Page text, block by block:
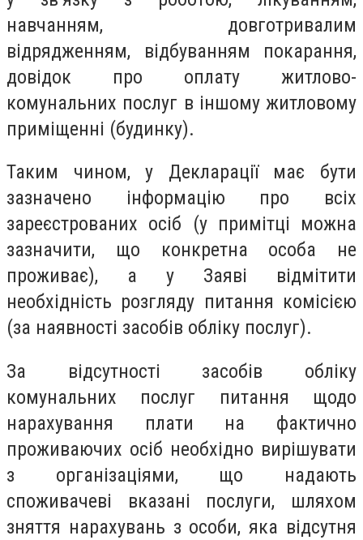
навчанням, довготривалим
відрядженням, відбуванням покарання,
довідок про оплату житлово-
комунальних послуг в іншому житловому
приміщенні (будинку).
Таким чином, у Декларації має бути
зазначено інформацію про всіх
зареєстрованих осіб (у примітці можна
зазначити, що конкретна особа не
проживає), а у Заяві відмітити
необхідність розгляду питання комісією
(за наявності засобів обліку послуг).
За відсутності засобів обліку
комунальних послуг питання щодо
нарахування плати на фактично
проживаючих осіб необхідно вирішувати
з організаціями, що надають
споживачеві вказані послуги, шляхом
зняття нарахувань з особи, яка відсутня